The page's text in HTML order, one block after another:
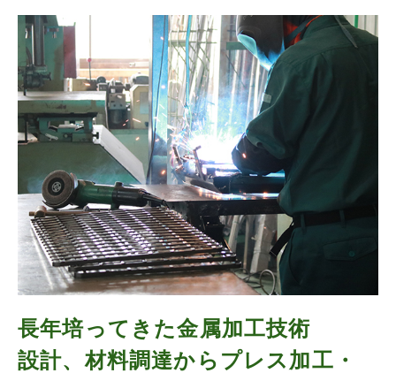
長年培ってきた金属加工技術
設計、材料調達からプレス加工・